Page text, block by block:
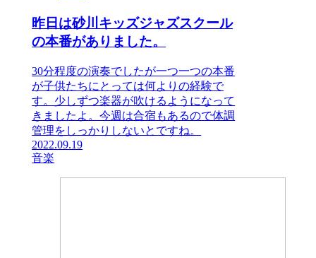
昨日は砂川キッズジャズスクール
の本番がありました。
30分程度の演奏でしたが一つ一つの本番
が子供たちにとっては何よりの経験で
す。少しずつ楽器が吹けるようになって
きましたよ。今週は合宿もあるので体調
管理をしっかりしないとですね。
2022.09.19
音楽